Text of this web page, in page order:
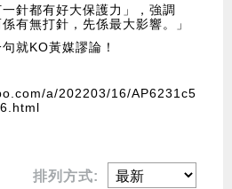
針都有好大保護力」，強調
有無打針，先係最大影響。」
就KO黃媒謬論！
a/202203/16/AP6231c5
排列方式: